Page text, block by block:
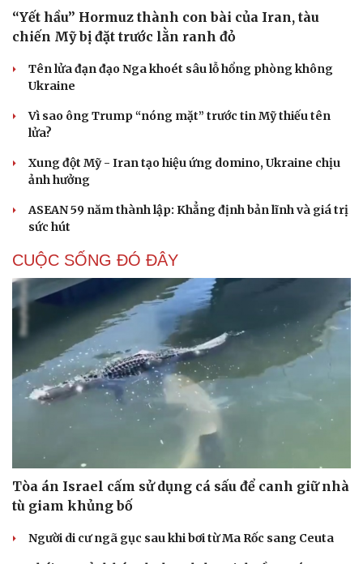
“Yết hầu” Hormuz thành con bài của Iran, tàu
chiến Mỹ bị đặt trước lằn ranh đỏ
Tên lửa đạn đạo Nga khoét sâu lỗ hổng phòng không
Ukraine
Vì sao ông Trump “nóng mặt” trước tin Mỹ thiếu tên
lửa?
Xung đột Mỹ - Iran tạo hiệu ứng domino, Ukraine chịu
ảnh hưởng
ASEAN 59 năm thành lập: Khẳng định bản lĩnh và giá trị
sức hút
CUỘC SỐNG ĐÓ ĐÂY
Tòa án Israel cấm sử dụng cá sấu để canh giữ nhà
tù giam khủng bố
Người di cư ngã gục sau khi bơi từ Ma Rốc sang Ceuta